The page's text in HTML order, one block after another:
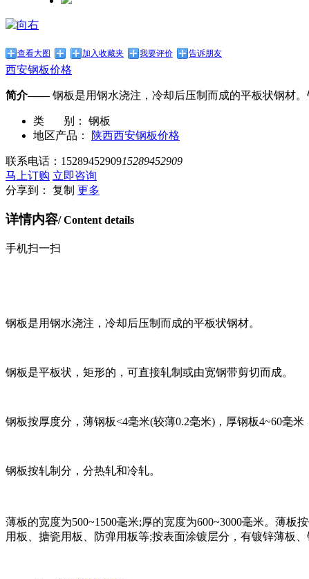
查看大图 加入收藏夹 我要评价 告诉朋友
西安钢板价格
简介——钢板是用钢水浇注，冷却后压制而成的平板状钢材
类 别：
钢板
地区产品：
陕西西安钢板价格
联系电话： 1528945290915289452909
马上订购 立即咨询
分享到：
复制 更多
详情内容/ Content details
手机扫一扫
钢板是用钢水浇注，冷却后压制而成的平板状钢材。
钢板是平板状，矩形的，可直接轧制或由宽钢带剪切而成。
钢板按厚度分，薄钢板<4毫米(较薄0.2毫米)，厚钢板4~60毫米
钢板按轧制分，分热轧和冷轧。
薄板的宽度为500~1500毫米;厚的宽度为600~3000毫米。薄
用板、搪瓷用板、防弹用板等;按表面涂镀层分，有镀锌薄板